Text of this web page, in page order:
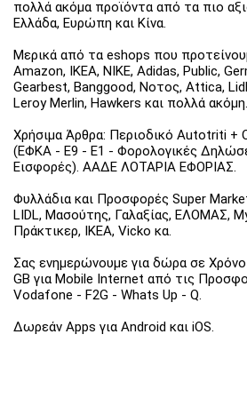
πολλά ακόμα προϊόντα από τα πιο
Ελλάδα, Ευρώπη και Κίνα.
Μερικά από τα eshops που
Amazon, IKEA, NIKE, Adidas, Public,
Gearbest, Banggood, Νοτος, Attica,
Leroy Merlin, Hawkers και πολλά ακόμη.
Χρήσιμα Άρθρα: Περιοδικό Autotriti +
(ΕΦΚΑ - Ε9 - Ε1 - Φορολογικές
Εισφορές). ΑΑΔΕ ΛΟΤΑΡΙΑ ΕΦΟΡΙΑΣ.
Φυλλάδια και Προσφορές Super
LIDL, Μασούτης, Γαλαξίας, ΕΛΟΜΑΣ,
Πράκτικερ, ΙΚΕΑ, Vicko κα.
Σας ενημερώνουμε για δώρα σε
GB για Mobile Internet από τις
Vodafone - F2G - Whats Up - Q.
Δωρεάν Apps για Android και iOS.